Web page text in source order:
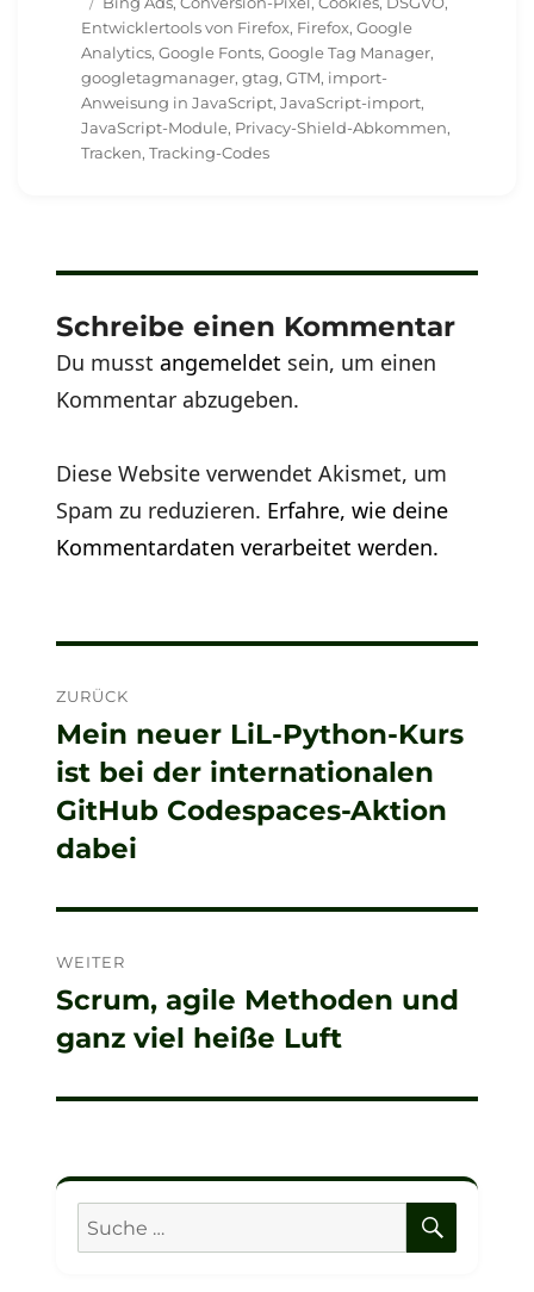
Entwicklertools von Firefox, Firefox,Google
Analytics,Google Fonts,Google Tag Manager,
googletagmanager,gtag,GTM, import-
Anweisung in JavaScript,JavaScript-import,
JavaScript-Module, Privacy-Shield-Abkommen,
Tracken,Tracking-Codes
Schreibe einen Kommentar
Du musstangemeldet sein, um einen
Kommentar abzugeben.
Diese Website verwendet Akismet, um
Spam zu reduzieren. Erfahre, wie deine
Kommentardaten verarbeitet werden.
ZURÜCK
Vorheriger
Beitrag:
Mein neuer LiL-Python-Kurs
ist bei der internationalen
GitHub Codespaces-Aktion
dabei
WEITER
Nächster
Beitrag:
Scrum, agile Methoden und
ganz viel heiße Luft
Suche
nach: